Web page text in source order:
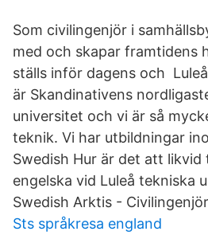
Som civilingenjör i
med och skapar framtidens
ställs inför dagens och
är Skandinativens
universitet och vi är så
teknik. Vi har utbildningar
Swedish Hur är det att likvid
engelska vid Luleå tekniska
Swedish Arktis -
Sts språkresa england